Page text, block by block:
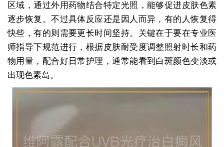
区域，通过外用药物结合特定光照，能够促进皮肤色素
逐步恢复。不过具体反应还是因人而异，有的人恢复得
快些，有的则需要更长时间坚持。关键在于要在专业医
师指导下规范进行，根据皮肤耐受度调整照射时长和药
物用量，配合好日常护理，通常能看到白斑颜色变淡或
出现色素岛。